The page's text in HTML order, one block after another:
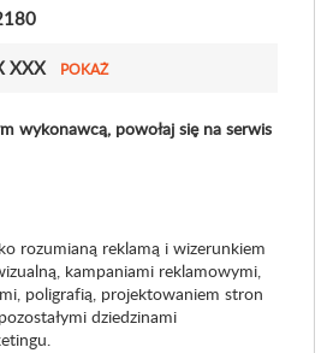
XXX POKAŻ
wykonawcą, powołaj się na serwis
rozumianą reklamą i wizerunkiem
kampaniami reklamowymi,
poligrafią, projektowaniem stron
dziedzinami